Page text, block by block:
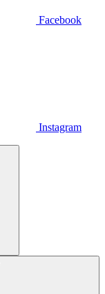
Facebook
Instagram